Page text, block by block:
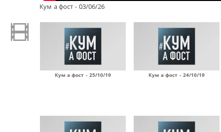
Кум а фост - 03/06/26
Кум а фост - 25/10/19 Кум а фост - 24/10/19